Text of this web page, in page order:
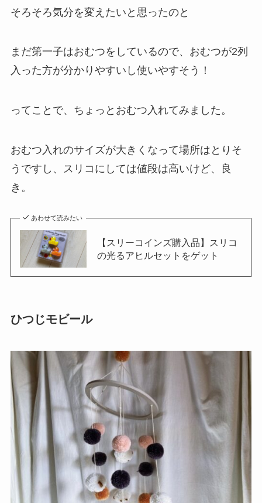
そろそろ気分を変えたいと思ったのと
まだ第一子はおむつをしているので、おむつが2列
入った方が分かりやすいし使いやすそう！
ってことで、ちょっとおむつ入れてみました。
おむつ入れのサイズが大きくなって場所はとりそ
うですし、スリコにしては値段は高いけど、良
き。
あわせて読みたい
【スリーコインズ購入品】スリコ
の光るアヒルセットをゲット
ひつじモビール